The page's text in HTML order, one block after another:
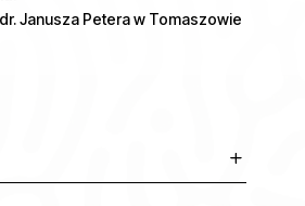
Janusza Petera w Tomaszowie